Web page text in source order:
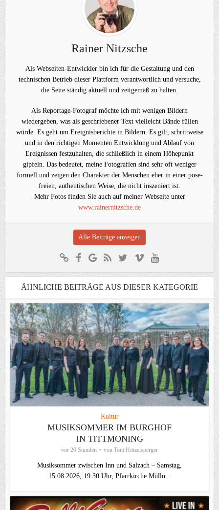
Rainer Nitzsche
Als Webseiten-Entwickler bin ich für die Gestaltung und den
technischen Betrieb dieser Plattform verantwortlich und versuche,
die Seite ständig aktuell und zeitgemäß zu halten.
Als Reportage-Fotograf möchte ich mit wenigen Bildern
wiedergeben, was als geschriebener Text vielleicht Bände füllen
würde. Es geht um Ereignisberichte in Bildern. Es gilt, schrittweise
und in den richtigen Momenten Entwicklung und Ablauf von
Ereignissen festzuhalten, die schließlich in einem Höhepunkt
gipfeln. Das bedeutet, meine Fotografien sind sehr oft weniger
formell und zeigen den Charakter der Menschen eher in einer pose-
freien, authentischen Weise, die nicht inszeniert ist.
Mehr Fotos finden Sie auch auf meiner Webseite unter
www.rainernitzsche.de
Alle Beiträge anzeigen
ÄHNLICHE BEITRÄGE AUS DIESER KATEGORIE
Kultur
MUSIKSOMMER IM BURGHOF
IN TITTMONING
vor 20 Stunden von Toni Hötzelsperger
Musiksommer zwischen Inn und Salzach – Samstag,
15.08.2026, 19:30 Uhr, Pfarrkirche Mülln...